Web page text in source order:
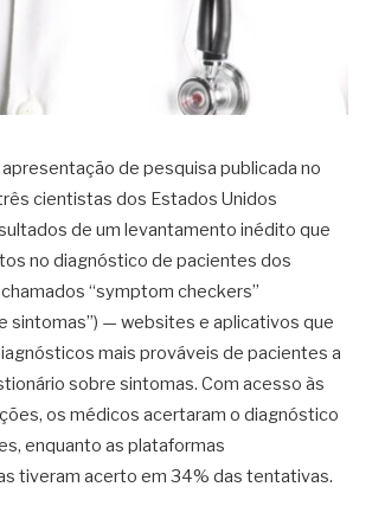
de pesquisa publicada no
cientistas dos Estados Unidos
de um levantamento inédito que
no diagnóstico de pacientes dos
“symptom checkers”
sintomas”) — websites e aplicativos que
mais prováveis de pacientes a
sobre sintomas. Com acesso às
os médicos acertaram o diagnóstico
enquanto as plataformas
tiveram acerto em 34% das tentativas.